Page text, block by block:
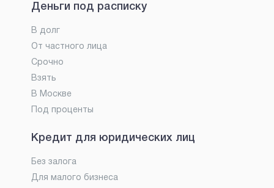
Деньги под расписку
В долг
От частного лица
Срочно
Взять
В Москве
Под проценты
Кредит для юридических лиц
Без залога
Для малого бизнеса